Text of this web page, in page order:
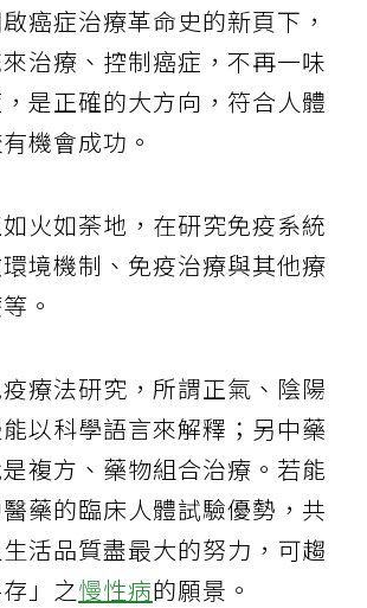
癌症治療革命史的新頁下，
治療、控制癌症，不再一味
是正確的大方向，符合人體
機會成功。
火如荼地，在研究免疫系統
境機制、免疫治療與其他療
。
療法研究，所謂正氣、陰陽
以科學語言來解釋；另中藥
複方、藥物組合治療。若能
藥的臨床人體試驗優勢，共
活品質盡最大的努力，可趨
」之慢性病的願景。